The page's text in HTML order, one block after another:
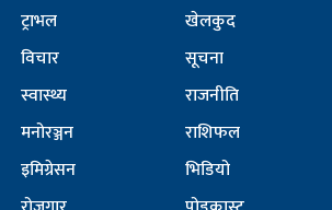
ट्राभल
विचार
स्वास्थ्य
मनोरञ्जन
इमिग्रेसन
खेलकुद
सूचना
राजनीति
राशिफल
भिडियो